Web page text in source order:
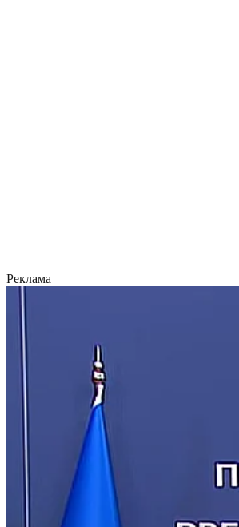
Реклама